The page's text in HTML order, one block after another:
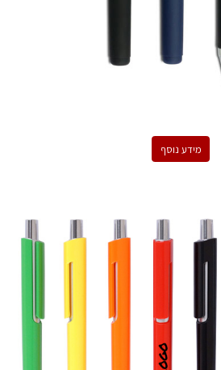
מידע נוסף